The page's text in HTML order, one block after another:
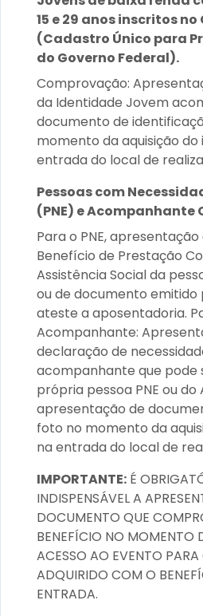
15 e 29 anos inscritos
(Cadastro Único para
do Governo Federal).
Comprovação:
da Identidade Jovem
documento de
momento da aquisição do
entrada do local de
Pessoas com
(PNE) e Acompanhante
Para o PNE,
Benefício de Prestação
Assistência Social da
ou de documento emitido
ateste a aposentadoria.
Acompanhante:
declaração de
acompanhante que pode
própria pessoa PNE ou
apresentação de
foto no momento da
na entrada do local de
IMPORTANTE: É
INDISPENSÁVEL A
DOCUMENTO QUE
BENEFÍCIO NO MOMENTO
ACESSO AO EVENTO
ADQUIRIDO COM O
ENTRADA.